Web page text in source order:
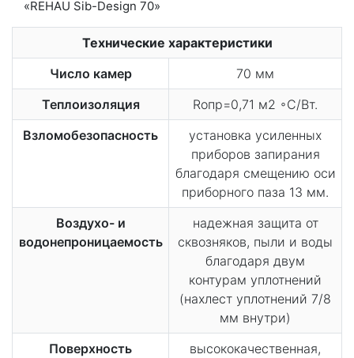
Технические характеристики
Число камер
70 мм
Теплоизоляция
Rопр=0,71 м2 ◦С/Вт.
Взломобезопасность
установка усиленных
приборов запирания
благодаря смещению оси
приборного паза 13 мм.
Воздухо- и
водонепроницаемость
надежная защита от
сквозняков, пыли и воды
благодаря двум
контурам уплотнений
(нахлест уплотнений 7/8
мм внутри)
Поверхность
высококачественная,